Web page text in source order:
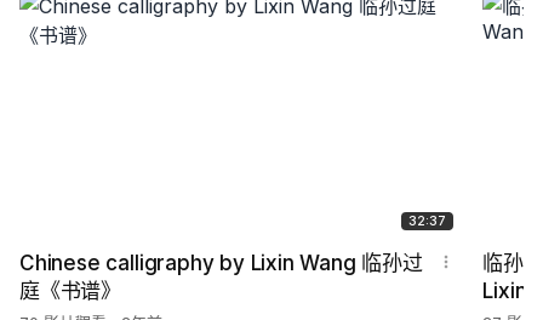
32:37
Chinese calligraphy by Lixin Wang 临孙过
庭《书谱》
临孙
Lixin